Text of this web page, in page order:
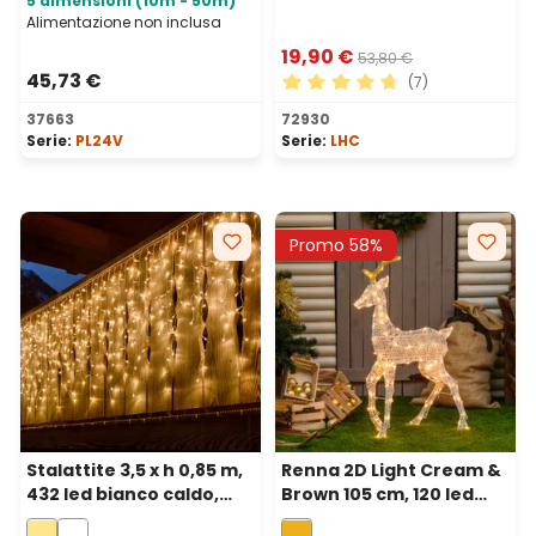
Alimentazione non inclusa
45,73 €
37663
Serie: PL24V
19,90 € 53,80 €
Valutazione media di 4.71
(7)
72930
Serie: LHC
Stalattite 3,5 x h 0,85 m,
432 led bianco caldo,
cavo bianco,
Promo 58%
Renna 2D Light Cream &
Brown 105 cm, 120 led
bianco extra caldo